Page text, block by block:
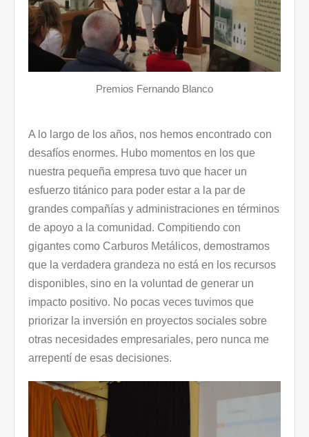
Premios Fernando Blanco
A lo largo de los años, nos hemos encontrado con
desafíos enormes. Hubo momentos en los que
nuestra pequeña empresa tuvo que hacer un
esfuerzo titánico para poder estar a la par de
grandes compañías y administraciones en términos
de apoyo a la comunidad. Compitiendo con
gigantes como Carburos Metálicos, demostramos
que la verdadera grandeza no está en los recursos
disponibles, sino en la voluntad de generar un
impacto positivo. No pocas veces tuvimos que
priorizar la inversión en proyectos sociales sobre
otras necesidades empresariales, pero nunca me
arrepentí de esas decisiones.